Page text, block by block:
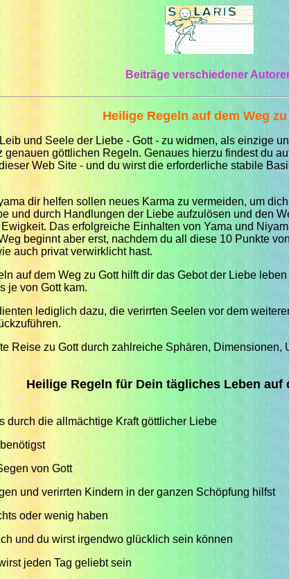
Beiträge verschiedener
Heilige Regeln auf dem Weg
und Seele der Liebe - Gott - zu widmen, als einzige
göttlichen Regeln. Genaues hierzu findest du
Web Site - und du wirst die erforderliche stabile
dir helfen sollen neues Karma zu vermeiden, um
und durch Handlungen der Liebe aufzulösen und den
Das erfolgreiche Einhalten von Yama und
beginnt aber erst, nachdem du all diese 10 Punkte
auch privat verwirklicht hast.
auf dem Weg zu Gott hilft dir das Gebot der Liebe
je von Gott kam.
lediglich dazu, die verirrten Seelen vor dem
Reise zu Gott durch zahlreiche Sphären,
Heilige Regeln für Dein tägliches Leben auf
durch die allmächtige Kraft göttlicher Liebe
von Gott
und verirrten Kindern in der ganzen Schöpfung hilfst
oder wenig haben
und du wirst irgendwo glücklich sein können
jeden Tag geliebt sein